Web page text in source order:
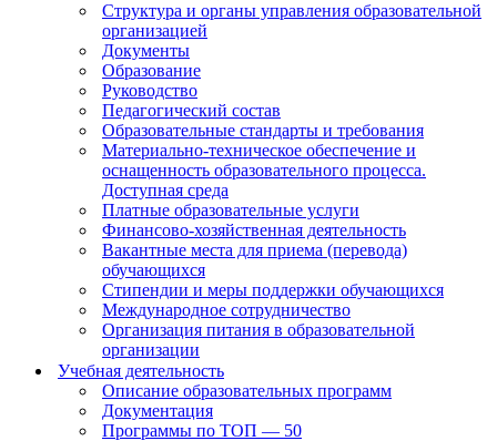
Структура и органы управления образовательной
организацией
Документы
Образование
Руководство
Педагогический состав
Образовательные стандарты и требования
Материально-техническое обеспечение и
оснащенность образовательного процесса.
Доступная среда
Платные образовательные услуги
Финансово-хозяйственная деятельность
Вакантные места для приема (перевода)
обучающихся
Стипендии и меры поддержки обучающихся
Международное сотрудничество
Организация питания в образовательной
организации
Учебная деятельность
Описание образовательных программ
Документация
Программы по ТОП — 50